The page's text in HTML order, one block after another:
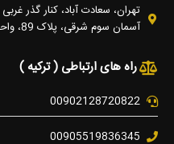
تهران، سعادت آباد، کنار گذر
آسمان سوم شرقی، پلاک 89، واحد 1
راه های ارتباطی ( ترکیه )
00902128720822
00905519836345